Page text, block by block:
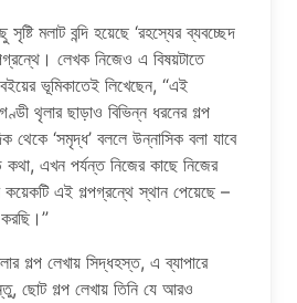
সৃষ্টি মলাট বন্দি হয়েছে ‘রহস্যের ব্যবচ্ছেদ
লেখক নিজেও এ বিষয়টাতে
ভূমিকাতেই লিখেছেন, “এই
থৃলার ছাড়াও বিভিন্ন ধরনের গল্প
থেকে ‘সমৃদ্ধ’ বললে উন্নাসিক বলা যাবে
এখন পর্যন্ত নিজের কাছে নিজের
এই গল্পগ্রন্থে স্থান পেয়েছে –
গল্প লেখায় সিদ্ধহস্ত, এ ব্যাপারে
ছোট গল্প লেখায় তিনি যে আরও